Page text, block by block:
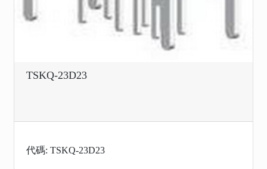
TSKQ-23D23
代碼: TSKQ-23D23